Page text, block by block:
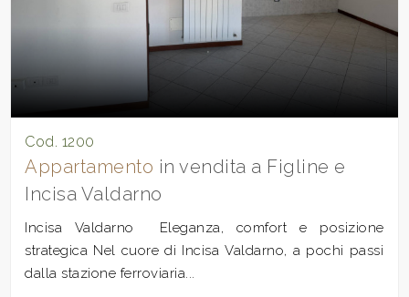
Cod. 1200
Appartamento in vendita a Figline e
Incisa Valdarno
Incisa Valdarno  Eleganza, comfort e posizione
strategica Nel cuore di Incisa Valdarno, a pochi passi
dalla stazione ferroviaria...